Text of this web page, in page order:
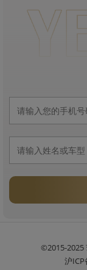
©2015-2025
沪ICP